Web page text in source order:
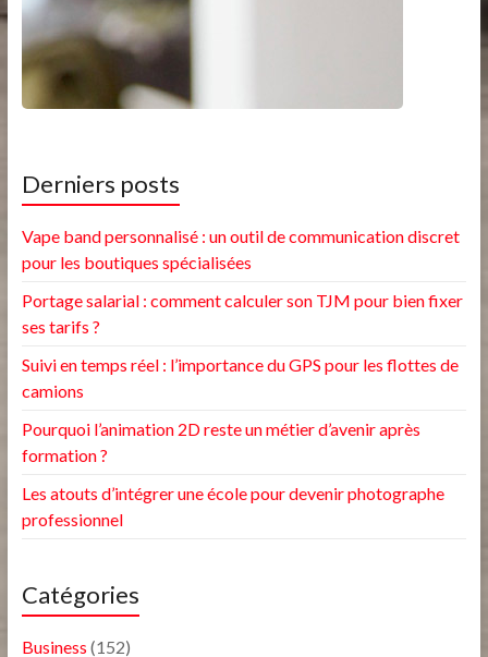
Derniers posts
Vape band personnalisé : un outil de communication discret
pour les boutiques spécialisées
Portage salarial : comment calculer son TJM pour bien fixer
ses tarifs ?
Suivi en temps réel : l’importance du GPS pour les flottes de
camions
Pourquoi l’animation 2D reste un métier d’avenir après
formation ?
Les atouts d’intégrer une école pour devenir photographe
professionnel
Catégories
Business (152)